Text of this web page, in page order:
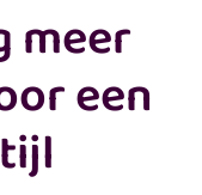
meer
een